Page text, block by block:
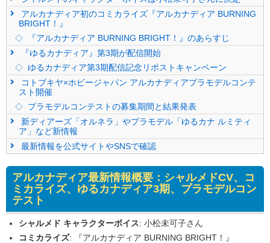
アルカナディア初のコミカライズ『アルカナディア BURNING
BRIGHT！』
『アルカナディア BURNING BRIGHT！』のあらすじ
『ゆるカナディア』第3期が配信開始
ゆるカナディア第3期配信記念リポストキャンペーン
コトブキヤ×ホビージャパン アルカナディアプラモデルコンテ
スト開催
プラモデルコンテストの募集期間と結果発表
新ディアーズ「オルネラ」やプラモデル「ゆるカナ ルミティ
ア」など新情報
最新情報を公式サイトやSNSで確認
アルカナディア最新情報概要：シャルメドCV、コ
ミカライズ、ゆるカナディア3期、プラモデルコン
テスト
シャルメド キャラクターボイス: 小松未可子さん
コミカライズ: 『アルカナディア BURNING BRIGHT！』